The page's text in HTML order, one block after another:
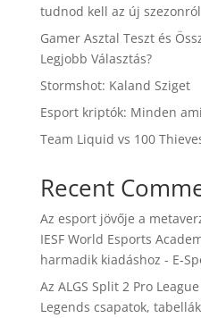
tudnod kell az új szezonról
Gamer Asztal Teszt és
Legjobb Választás?
Stormshot: Kaland Sziget
Esport kriptók: Minden
Team Liquid vs 100
Recent
Az esport jövője a
IESF World Esports
harmadik kiadáshoz - E-
Az ALGS Split 2 Pro
Legends csapatok, tabellák